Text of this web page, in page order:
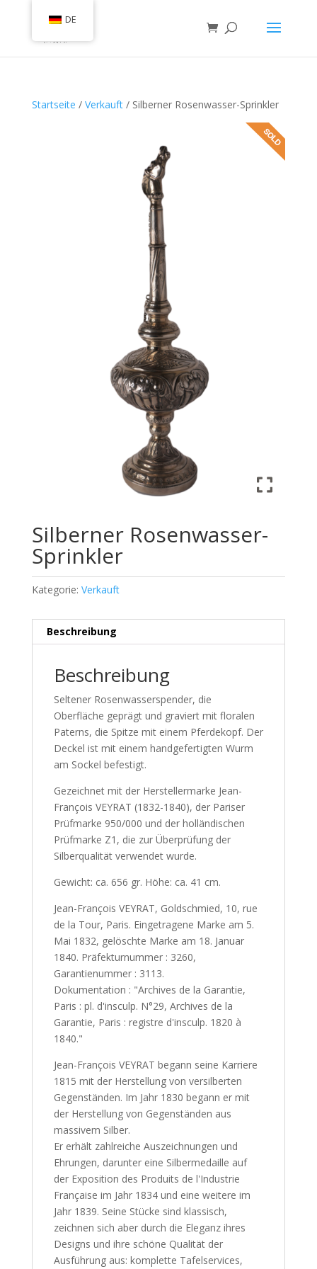
Startseite / Verkauft/ Silberner Rosenwasser-Sprinkler
Silberner Rosenwasser-
Sprinkler
Kategorie: Verkauft
Beschreibung
Beschreibung
Seltener Rosenwasserspender, die
Oberfläche geprägt und graviert mit floralen
Paterns, die Spitze mit einem Pferdekopf. Der
Deckel ist mit einem handgefertigten Wurm
am Sockel befestigt.
Gezeichnet mit der Herstellermarke Jean-
François VEYRAT (1832-1840), der Pariser
Prüfmarke 950/000 und der holländischen
Prüfmarke Z1, die zur Überprüfung der
Silberqualität verwendet wurde.
Gewicht: ca. 656 gr. Höhe: ca. 41 cm.
Jean-François VEYRAT, Goldschmied, 10, rue
de la Tour, Paris. Eingetragene Marke am 5.
Mai 1832, gelöschte Marke am 18. Januar
1840. Präfekturnummer : 3260,
Garantienummer : 3113.
Dokumentation : "Archives de la Garantie,
Paris : pl. d'insculp. N°29, Archives de la
Garantie, Paris : registre d'insculp. 1820 à
1840."
Jean-François VEYRAT begann seine Karriere
1815 mit der Herstellung von versilberten
Gegenständen. Im Jahr 1830 begann er mit
der Herstellung von Gegenständen aus
massivem Silber.
Er erhält zahlreiche Auszeichnungen und
Ehrungen, darunter eine Silbermedaille auf
der Exposition des Produits de l'Industrie
Française im Jahr 1834 und eine weitere im
Jahr 1839. Seine Stücke sind klassisch,
zeichnen sich aber durch die Eleganz ihres
Designs und ihre schöne Qualität der
Ausführung aus: komplette Tafelservices,
DE